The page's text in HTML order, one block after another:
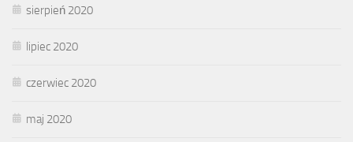
sierpień 2020
lipiec 2020
czerwiec 2020
maj 2020